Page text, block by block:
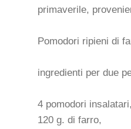
primaverile,
Pomodori ripieni di
ingredienti per due
4 pomodori insalatari,
120 g. di farro,